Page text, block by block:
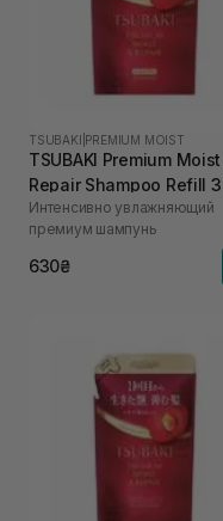
TSUBAKI PREMIUM MOIST
TSUBAKI Premium
Repair Shampoo Refill
мл
Интенсивно увлажняющий
премиум шампунь
630₴